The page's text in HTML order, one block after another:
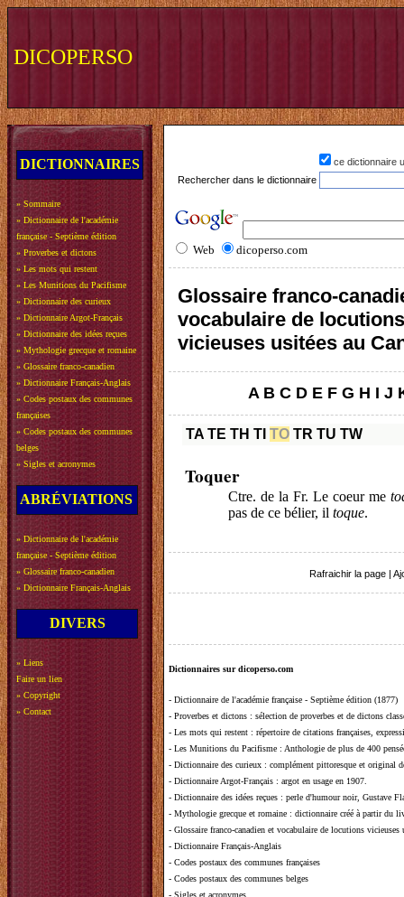
DICOPERSO
DICTIONNAIRES
» Sommaire
» Dictionnaire de l'académie
française - Septième édition
» Proverbes et dictons
» Les mots qui restent
» Les Munitions du Pacifisme
» Dictionnaire des curieux
» Dictionnaire Argot-Français
» Dictionnaire des idées reçues
» Mythologie grecque et romaine
» Glossaire franco-canadien
» Dictionnaire Français-Anglais
» Codes postaux des communes
françaises
» Codes postaux des communes
belges
» Sigles et acronymes
ABRÉVIATIONS
» Dictionnaire de l'académie
française - Septième édition
» Glossaire franco-canadien
» Dictionnaire Français-Anglais
DIVERS
» Liens
Faire un lien
» Copyright
» Contact
ce dictionnaire
Rechercher dans le dictionnaire
Web dicoperso.com
Glossaire franco-
vocabulaire de locutions
vicieuses usitées au
A B C D E F G H I J
TA TE TH TI TO TR TU TW
Toquer
Ctre. de la Fr. Le coeur me
pas de ce bélier, iltoque.
Rafraichir la page
Dictionnaires sur dicoperso.com
- Dictionnaire de l'académie française - Septième édition (1877)
- Proverbes et dictons : sélection de proverbes et de dictons
- Les mots qui restent : répertoire de citations françaises,
- Les Munitions du Pacifisme : Anthologie de plus de 400
- Dictionnaire des curieux : complément pittoresque et original
- Dictionnaire Argot-Français : argot en usage en 1907.
- Dictionnaire des idées reçues : perle d'humour noir, Gustave
- Mythologie grecque et romaine : dictionnaire créé à partir du
- Glossaire franco-canadien et vocabulaire de locutions vicieuses
- Dictionnaire Français-Anglais
- Codes postaux des communes françaises
- Codes postaux des communes belges
- Sigles et acronymes